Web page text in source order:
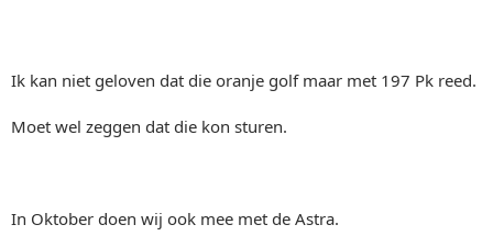
Ik kan niet geloven dat die oranje golf maar met 197 Pk reed.
Moet wel zeggen dat die kon sturen.
In Oktober doen wij ook mee met de Astra.